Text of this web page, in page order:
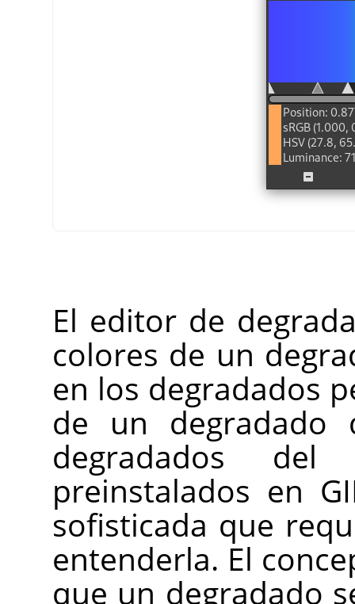
El editor de
colores de un
en los degradados
de un degradado
degradados
preinstalados en
sofisticada que
entenderla. El
que un degradado